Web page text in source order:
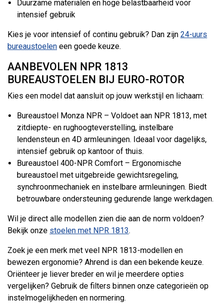
Duurzame materialen en hoge belastbaarheid voor
intensief gebruik
Kies je voor intensief of continu gebruik? Dan zijn 24-uurs
bureaustoelen een goede keuze.
AANBEVOLEN NPR 1813
BUREAUSTOELEN BIJ EURO-ROTOR
Kies een model dat aansluit op jouw werkstijl en lichaam:
Bureaustoel Monza NPR – Voldoet aan NPR 1813, met
zitdiepte- en rughoogteverstelling, instelbare
lendensteun en 4D armleuningen. Ideaal voor dagelijks,
intensief gebruik op kantoor of thuis.
Bureaustoel 400-NPR Comfort – Ergonomische
bureaustoel met uitgebreide gewichtsregeling,
synchroonmechaniek en instelbare armleuningen. Biedt
betrouwbare ondersteuning gedurende lange werkdagen.
Wil je direct alle modellen zien die aan de norm voldoen?
Bekijk onze stoelen met NPR 1813.
Zoek je een merk met veel NPR 1813-modellen en
bewezen ergonomie? Ahrend is dan een bekende keuze.
Oriënteer je liever breder en wil je meerdere opties
vergelijken? Gebruik de filters binnen onze categorieën op
instelmogelijkheden en normering.